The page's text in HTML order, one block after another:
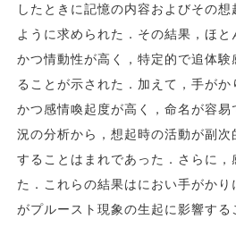
したときに記憶の内容およびその
ように求められた．その結果，ほ
かつ情動性が高く，特定的で追体
ることが示された．加えて，手が
かつ感情喚起度が高く，命名が容
況の分析から，想起時の活動が副次
することはまれであった．さらに
た．これらの結果はにおい手がか
がプルースト現象の生起に影響する